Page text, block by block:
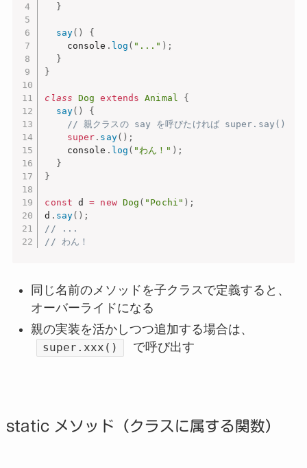
}
say( )
{
    console
. log ( "..." ) ;
}
}
class Dog extends Animal
{
say( )
{
// 親クラスの say を呼びたければ super.say()
super . say( ) ;
    console
. log ( "わん！" ) ;
}
}
const d = new Dog ( "Pochi" ) ;
d . say( ) ;
// ...
// わん！
同じ名前のメソッドを子クラスで定義すると、
オーバーライドになる
親の実装を活かしつつ追加する場合は、
super.xxx() で呼び出す
static メソッド（クラスに属する関数）